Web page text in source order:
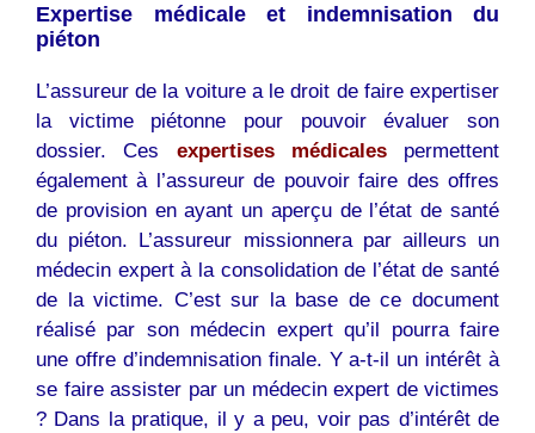
Expertise médicale et indemnisation du
piéton
L’assureur de la voiture a le droit de faire expertiser
la victime piétonne pour pouvoir évaluer son
dossier. Ces expertises médicales permettent
également à l’assureur de pouvoir faire des offres
de provision en ayant un aperçu de l’état de santé
du piéton. L’assureur missionnera par ailleurs un
médecin expert à la consolidation de l’état de santé
de la victime. C’est sur la base de ce document
réalisé par son médecin expert qu’il pourra faire
une offre d’indemnisation finale. Y a-t-il un intérêt à
se faire assister par un médecin expert de victimes
? Dans la pratique, il y a peu, voir pas d’intérêt de